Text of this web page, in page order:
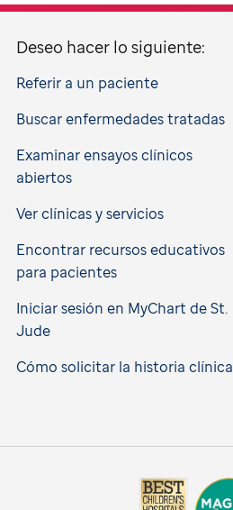
Deseo hacer lo siguiente:
Referir a un paciente
Buscar enfermedades tratadas
Examinar ensayos clínicos
abiertos
Ver clínicas y servicios
Encontrar recursos educativos
para pacientes
Iniciar sesión en MyChart de St.
Jude
Cómo solicitar la historia clínica